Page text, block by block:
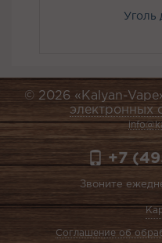
Уголь
© 2026 «Kalyan-
электронных
+7
Звоните
Соглашение об